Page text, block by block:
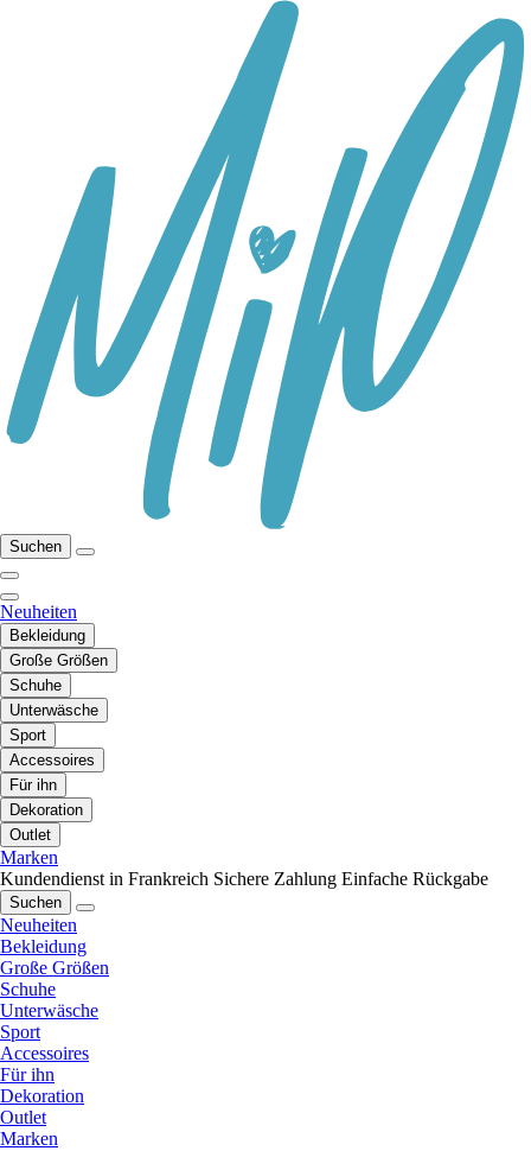
Suchen
Neuheiten
Bekleidung
Große Größen
Schuhe
Unterwäsche
Sport
Accessoires
Für ihn
Dekoration
Outlet
Marken
Kundendienst in Frankreich Sichere Zahlung Einfache Rückgabe
Suchen
Neuheiten
Bekleidung
Große Größen
Schuhe
Unterwäsche
Sport
Accessoires
Für ihn
Dekoration
Outlet
Marken